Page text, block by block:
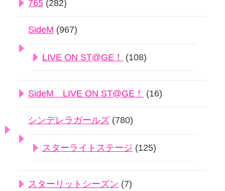
765 (282)
SideM (967)
LIVE ON ST@GE！ (108)
SideM LIVE ON ST@GE！ (16)
シンデレラガールズ (780)
スターライトステージ (125)
スターリットシーズン (7)